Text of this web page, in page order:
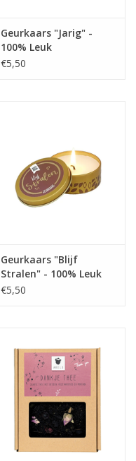
Geurkaars "Jarig" -
100% Leuk
€5,50
Geurkaars "Blijf
Stralen" - 100% Leuk
€5,50